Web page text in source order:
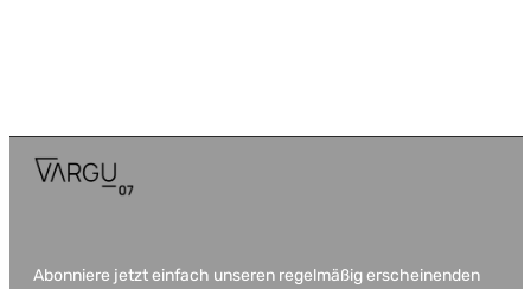
Abonniere jetzt einfach unseren regelmäßig erscheinenden